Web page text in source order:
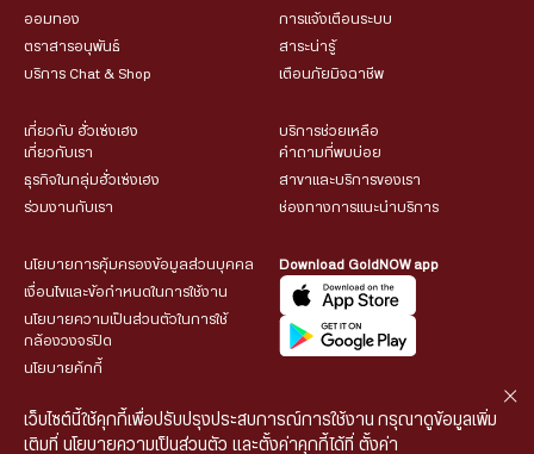
ออมทอง
ตราสารอนุพันธ์
บริการ Chat & Shop
การแจ้งเตือนระบบ
สาระน่ารู้
เตือนภัยมิจฉาชีพ
เกี่ยวกับ ฮั่วเซ่งเฮง
เกี่ยวกับเรา
ธุรกิจในกลุ่มฮั่วเซ่งเฮง
ร่วมงานกับเรา
บริการช่วยเหลือ
คำถามที่พบบ่อย
สาขาและบริการของเรา
ช่องทางการแนะนำบริการ
นโยบายการคุ้มครองข้อมูลส่วนบุคคล
เงื่อนไขและข้อกำหนดในการใช้งาน
นโยบายความเป็นส่วนตัวในการใช้
กล้องวงจรปิด
นโยบายคุ้กกี้
Download GoldNOW app
เว็บไซต์นี้ใช้คุกกี้เพื่อปรับปรุงประสบการณ์การใช้งาน กรุณาดูข้อมูลเพิ่ม
เติมที่ นโยบายความเป็นส่วนตัว และตั้งค่าคุกกี้ได้ที่ ตั้งค่า